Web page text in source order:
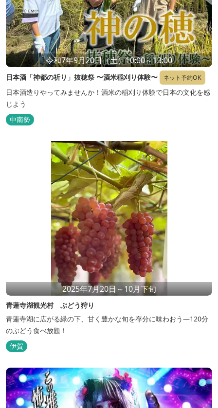
令和7年9月20日（土）10:00～13:00
日本酒「神都の祈り」抜穂祭 〜酒米稲刈り体験〜 ネット予約OK
日本酒造りやってみませんか！酒米の稲刈り体験で日本の文化を感
じよう
中南勢
2025年7月20日～10月下旬
青蓮寺湖観光村 ぶどう狩り
青蓮寺湖に広がる緑の下、甘く豊かな旬を存分に味わおう—120分
のぶどう食べ放題！
伊賀